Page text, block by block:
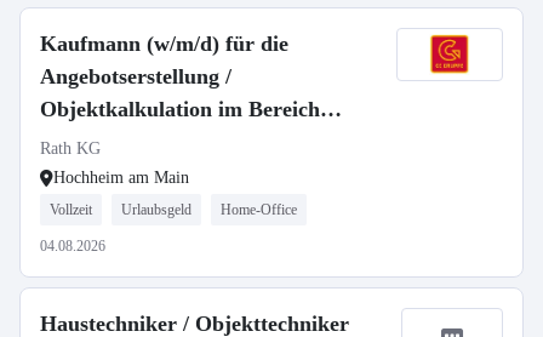
Kaufmann (w/m/d) für die
Angebotserstellung /
Objektkalkulation im Bereich
Installations- und Sanitärtechnik
Rath KG
Hochheim am Main
Vollzeit Urlaubsgeld Home-Office
04.08.2026
Haustechniker / Objekttechniker